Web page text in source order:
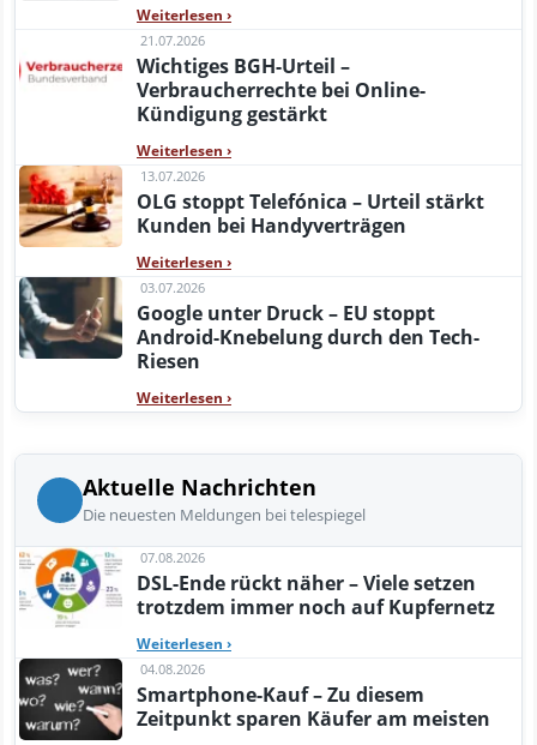
Weiterlesen ›
21.07.2026
Wichtiges BGH-Urteil –
Verbraucherrechte bei Online-
Kündigung gestärkt
Weiterlesen ›
13.07.2026
OLG stoppt Telefónica – Urteil stärkt
Kunden bei Handyverträgen
Weiterlesen ›
03.07.2026
Google unter Druck – EU stoppt
Android-Knebelung durch den Tech-
Riesen
Weiterlesen ›
Aktuelle Nachrichten
Die neuesten Meldungen bei telespiegel
07.08.2026
DSL-Ende rückt näher – Viele setzen
trotzdem immer noch auf Kupfernetz
Weiterlesen ›
04.08.2026
Smartphone-Kauf – Zu diesem
Zeitpunkt sparen Käufer am meisten